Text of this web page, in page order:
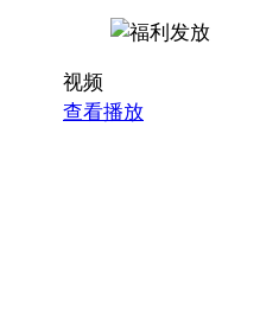
视频
查看播放